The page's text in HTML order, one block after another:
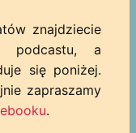
znajdziecie
podcastu, a
się poniżej.
zapraszamy
.